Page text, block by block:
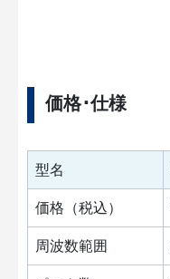
価格･仕様
型名
価格（税込）
周波数範囲